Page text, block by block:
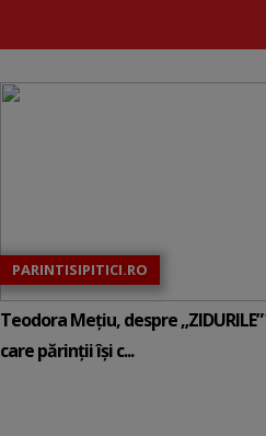
PARINTISIPITICI.RO
Teodora Mețiu, despre
care părinții își c...